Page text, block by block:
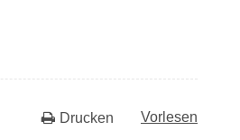
Vorlesen
Drucken